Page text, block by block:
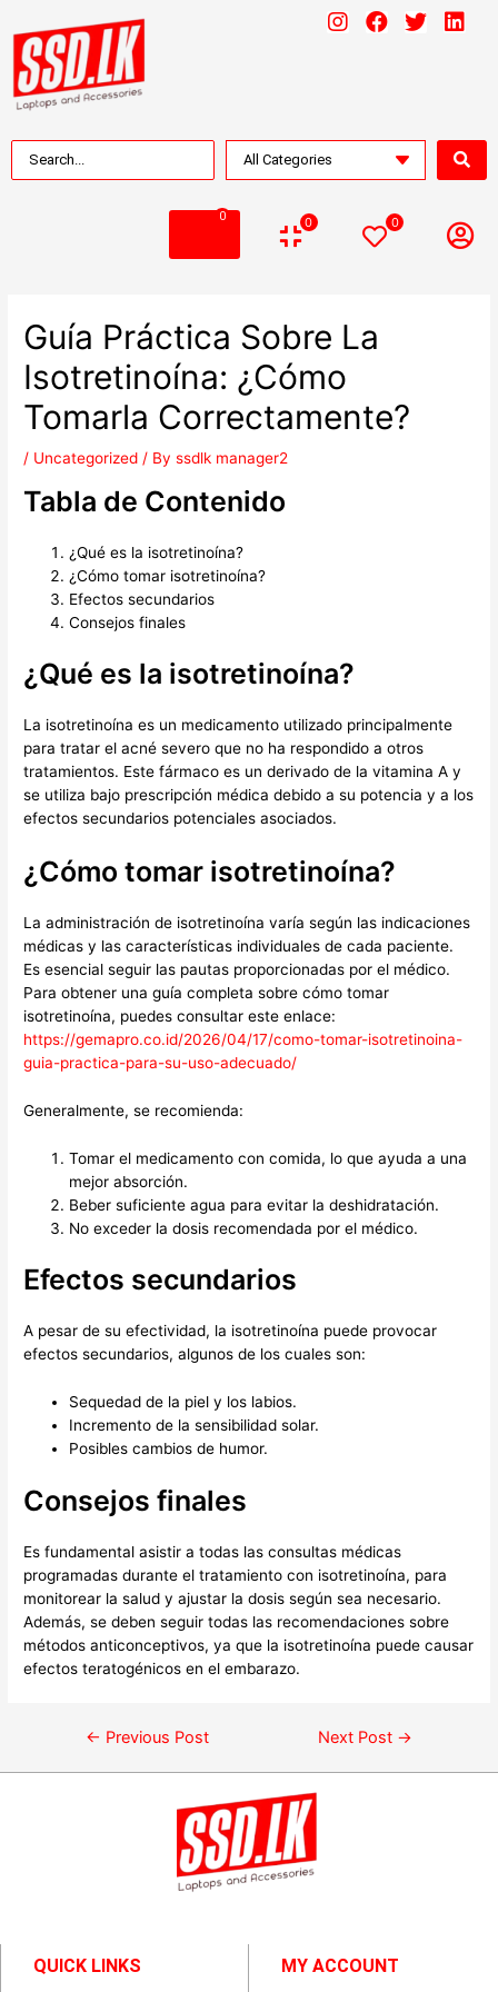
0 0 0
Guía Práctica Sobre La
Isotretinoína: ¿Cómo
Tomarla Correctamente?
/ Uncategorized / Byssdlk manager2
Tabla de Contenido
¿Qué es la isotretinoína?
¿Cómo tomar isotretinoína?
Efectos secundarios
Consejos finales
¿Qué es la isotretinoína?
La isotretinoína es un medicamento utilizado principalmente
para tratar el acné severo que no ha respondido a otros
tratamientos. Este fármaco es un derivado de la vitamina A y
se utiliza bajo prescripción médica debido a su potencia y a los
efectos secundarios potenciales asociados.
¿Cómo tomar isotretinoína?
La administración de isotretinoína varía según las indicaciones
médicas y las características individuales de cada paciente.
Es esencial seguir las pautas proporcionadas por el médico.
Para obtener una guía completa sobre cómo tomar
isotretinoína, puedes consultar este enlace:
https://gemapro.co.id/2026/04/17/como-tomar-isotretinoina-
guia-practica-para-su-uso-adecuado/
Generalmente, se recomienda:
Tomar el medicamento con comida, lo que ayuda a una
mejor absorción.
Beber suficiente agua para evitar la deshidratación.
No exceder la dosis recomendada por el médico.
Efectos secundarios
A pesar de su efectividad, la isotretinoína puede provocar
efectos secundarios, algunos de los cuales son:
Sequedad de la piel y los labios.
Incremento de la sensibilidad solar.
Posibles cambios de humor.
Consejos finales
Es fundamental asistir a todas las consultas médicas
programadas durante el tratamiento con isotretinoína, para
monitorear la salud y ajustar la dosis según sea necesario.
Además, se deben seguir todas las recomendaciones sobre
métodos anticonceptivos, ya que la isotretinoína puede causar
efectos teratogénicos en el embarazo.
← Previous Post Next Post →
QUICK LINKS MY ACCOUNT